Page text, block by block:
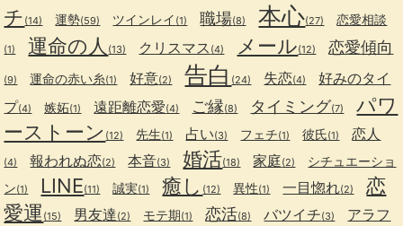
チ (14) 運勢(59) ツインレイ (1) 職場(8) 本心(27) 恋愛相談
(1) 運命の人 (13) クリスマス (4) メール(12) 恋愛傾向
(9) 運命の赤い糸(1) 好意(2) 告白 (24) 失恋(4)
好みのタイ
プ(4) 嫉妬(1) 遠距離恋愛(4) ご縁(8) タイミング(7)
パワ
ーストーン (12) 先生(1) 占い(3) フェチ(1) 彼氏(1) 恋人
(4) 報われぬ恋(2) 本音(3) 婚活(18) 家庭(2)
シチュエーショ
ン(1) LINE(11) 誠実(1) 癒し (12) 異性(1) 一目惚れ(2)
恋
愛運 (15) 男友達(2) モテ期(1) 恋活(8) バツイチ(3)
アラフ